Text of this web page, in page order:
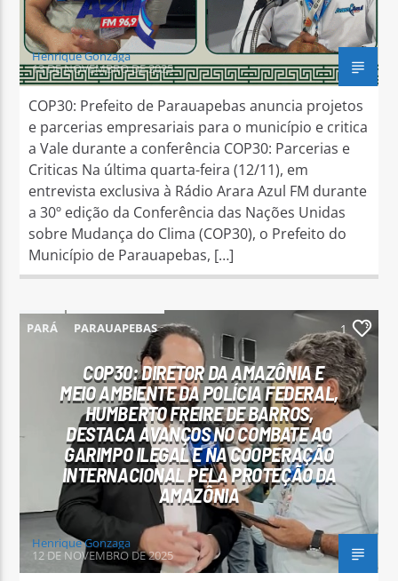
Henrique Gonzaga
13 DE NOVEMBRO DE 2025
COP30: Prefeito de Parauapebas anuncia projetos
e parcerias empresariais para o município e critica
a Vale durante a conferência COP30: Parcerias e
Criticas Na última quarta-feira (12/11), em
entrevista exclusiva à Rádio Arara Azul FM durante
a 30º edição da Conferência das Nações Unidas
sobre Mudança do Clima (COP30), o Prefeito do
Município de Parauapebas, […]
PARÁ PARAUAPEBAS 1
COP30: DIRETOR DA AMAZÔNIA E
MEIO AMBIENTE DA POLÍCIA FEDERAL,
HUMBERTO FREIRE DE BARROS,
DESTACA AVANÇOS NO COMBATE AO
GARIMPO ILEGAL E NA COOPERAÇÃO
INTERNACIONAL PELA PROTEÇÃO DA
AMAZÔNIA
Henrique Gonzaga
12 DE NOVEMBRO DE 2025